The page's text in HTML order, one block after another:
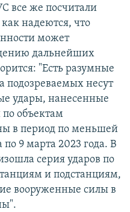
все же посчитали
надеются, что
может
дальнейших
"Есть разумные
подозреваемых несут
удары, нанесенные
объектам
в период по меньшей
по 9 марта 2023 года. В
серия ударов по
и подстанциям,
вооруженные силы в